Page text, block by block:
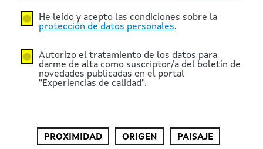
He leído y acepto las condiciones sobre la
protección de datos personales.
Autorizo el tratamiento de los datos para
darme de alta como suscriptor/a del boletín de
novedades publicadas en el portal
"Experiencias de calidad".
PROXIMIDAD ORIGEN PAISAJE